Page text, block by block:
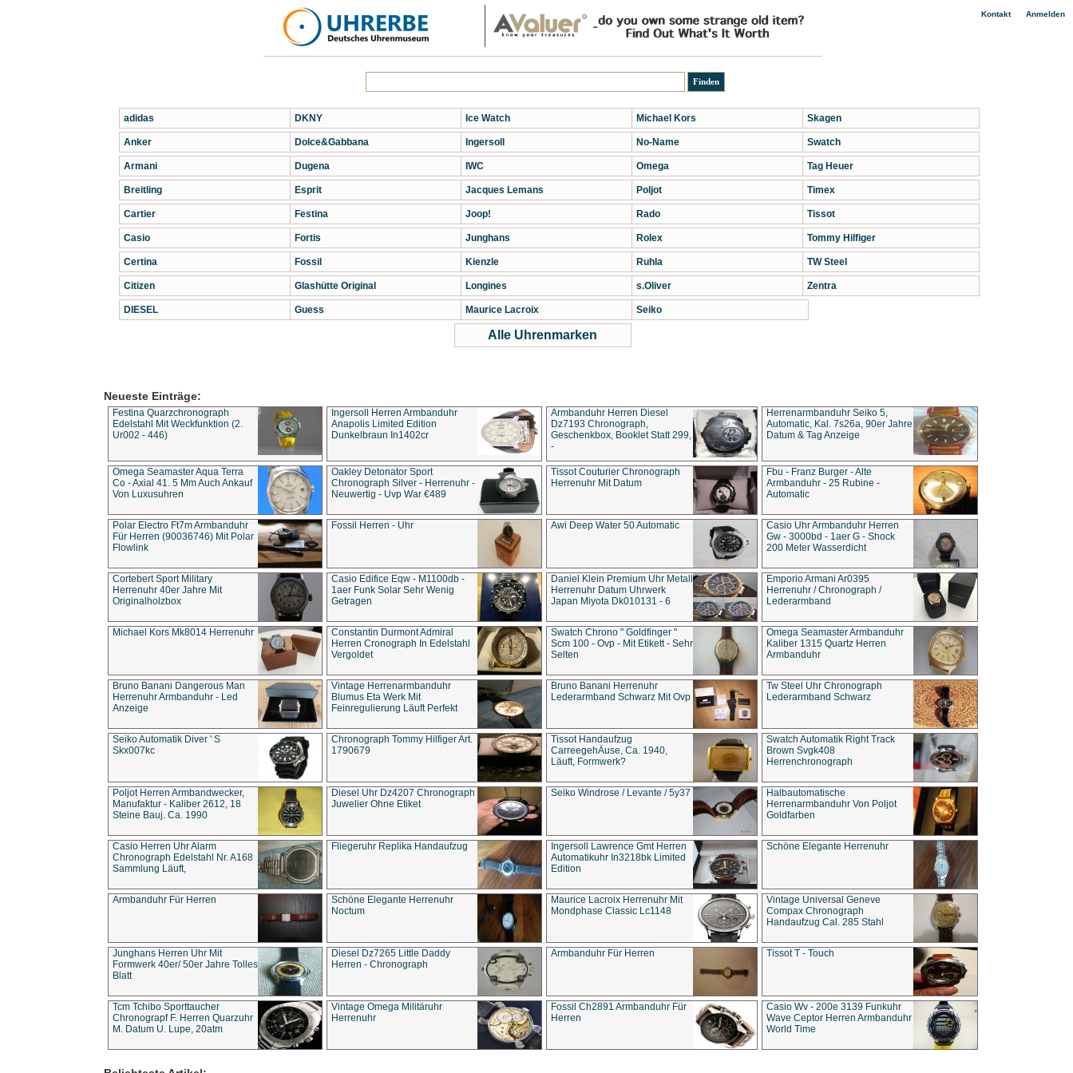
Kontakt| Anmelden
adidas
Anker
Armani
Breitling
Cartier
Casio
Certina
Citizen
DIESEL
DKNY
Dolce&Gabbana
Dugena
Esprit
Festina
Fortis
Fossil
Glashütte Original
Guess
Ice Watch
Ingersoll
IWC
Jacques Lemans
Joop!
Junghans
Kienzle
Longines
Maurice Lacroix
Michael Kors
No-Name
Omega
Poljot
Rado
Rolex
Ruhla
s.Oliver
Seiko
Skagen
Swatch
Tag Heuer
Timex
Tissot
Tommy Hilfiger
TW Steel
Zentra
Alle Uhrenmarken
Neueste Einträge:
Festina Quarzchronograph
Edelstahl Mit Weckfunktion (2.
Ur002 - 446)
Ingersoll Herren Armbanduhr
Anapolis Limited Edition
Dunkelbraun In1402cr
Armbanduhr Herren Diesel
Dz7193 Chro­no­graph,
Geschenkbox, Booklet Statt 299,
-
Herrenarmbanduhr Seiko 5,
Automatic, Kal. 7s26a, 90er Jahre
Datum & Tag Anzeige
Omega Seamaster Aqua Terra
Co - Axial 41. 5 Mm Auch Ankauf
Von Luxusuhren
Oakley Detonator Sport
Chronograph Silver - Herrenuhr -
Neuwertig - Uvp War €489
Tissot Couturier Chronograph
Herrenuhr Mit Datum
Fbu - Franz Burger - Alte
Armbanduhr - 25 Rubine -
Automatic
Polar Electro Ft7m Armbanduhr
Für Herren (90036746) Mit Polar
Flowlink
Fossil Herren - Uhr Awi Deep Water 50 Automatic
Casio Uhr Armbanduhr Herren
Gw - 3000bd - 1aer G - Shock
200 Meter Wasserdicht
Cortebert Sport Military
Herrenuhr 40er Jahre Mit
Originalholzbox
Casio Edifice Eqw - M1100db -
1aer Funk Solar Sehr Wenig
Getragen
Daniel Klein Premium Uhr Metall
Herrenuhr Datum Uhrwerk
Japan Miyota Dk010131 - 6
Emporio Armani Ar0395
Herrenuhr / Chronograph /
Lederarmband
Michael Kors Mk8014 Herrenuhr
Constantin Durmont Admiral
Herren Cronograph In Edelstahl
Vergoldet
Swatch Chrono " Goldfinger "
Scm 100 - Ovp - Mit Etikett - Sehr
Selten
Omega Seamaster Armbanduhr
Kaliber 1315 Quartz Herren
Armbanduhr
Bruno Banani Dangerous Man
Herrenuhr Armbanduhr - Led
Anzeige
Vintage Herrenarmbanduhr
Blumus Eta Werk Mit
Feinregulierung Läuft Perfekt
Bruno Banani Herrenuhr
Lederarmband Schwarz Mit Ovp
Tw Steel Uhr Chronograph
Lederarmband Schwarz
Seiko Automatik Diver ' S
Skx007kc
Chronograph Tommy Hilfiger Art.
1790679
Tissot Handaufzug
CarreegehÄuse, Ca. 1940,
Läuft, Formwerk?
Swatch Automatik Right Track
Brown Svgk408
Herrenchronograph
Poljot Herren Armbandwecker,
Manufaktur - Kaliber 2612, 18
Steine Bauj. Ca. 1990
Diesel Uhr Dz4207 Chronograph
Juwelier Ohne Etiket
Seiko Windrose / Levante / 5y37
Halbautomatische
Herrenarmbanduhr Von Poljot
Goldfarben
Casio Herren Uhr Alarm
Chronograph Edelstahl Nr. A168
Sammlung Läuft,
Fliegeruhr Replika Handaufzug
Ingersoll Lawrence Gmt Herren
Automatikuhr In3218bk Limited
Edition
Schöne Elegante Herrenuhr
Armbanduhr Für Herren
Schöne Elegante Herrenuhr
Noctum
Maurice Lacroix Herrenuhr Mit
Mondphase Classic Lc1148
Vintage Universal Geneve
Compax Chronograph
Handaufzug Cal. 285 Stahl
Junghans Herren Uhr Mit
Formwerk 40er/ 50er Jahre Tolles
Blatt
Diesel Dz7265 Little Daddy
Herren - Chronograph
Armbanduhr Für Herren Tissot T - Touch
Tcm Tchibo Sporttaucher
Chronograpf F. Herren Quarzuhr
M. Datum U. Lupe, 20atm
Vintage Omega Militäruhr
Herrenuhr
Fossil Ch2891 Armbanduhr Für
Herren
Casio Wv - 200e 3139 Funkuhr
Wave Ceptor Herren Armbanduhr
World Time